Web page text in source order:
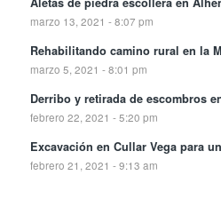
marzo 13, 2021 - 8:07 pm
Rehabilitando camino rural en la
marzo 5, 2021 - 8:01 pm
Derribo y retirada de escombros
febrero 22, 2021 - 5:20 pm
Excavación en Cullar Vega para
febrero 21, 2021 - 9:13 am